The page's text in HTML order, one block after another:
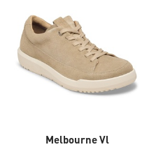
Melbourne Vl